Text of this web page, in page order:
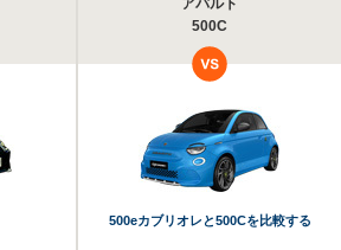
アバルト
500C
500eカブリオレと500Cを比較する